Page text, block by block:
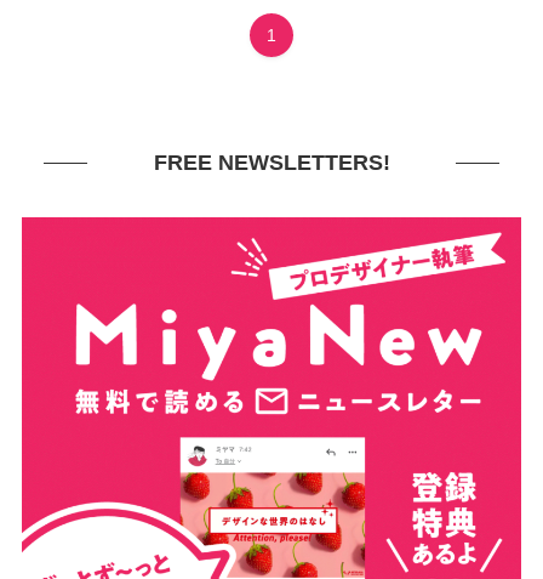
1
FREE NEWSLETTERS!